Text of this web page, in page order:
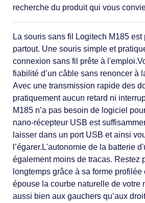
recherche du produit qui vous
La souris sans fil Logitech M185
partout. Une souris simple et
connexion sans fil prête à
fiabilité d’un câble sans renoncer à
Avec une transmission rapide des
pratiquement aucun retard ni
M185 n’a pas besoin de logiciel
nano-récepteur USB est
laisser dans un port USB et ainsi
l’égarer.L'autonomie de la batterie
également moins de tracas. Restez
longtemps grâce à sa forme profilée
épouse la courbe naturelle de votre
aussi bien aux gauchers qu’aux